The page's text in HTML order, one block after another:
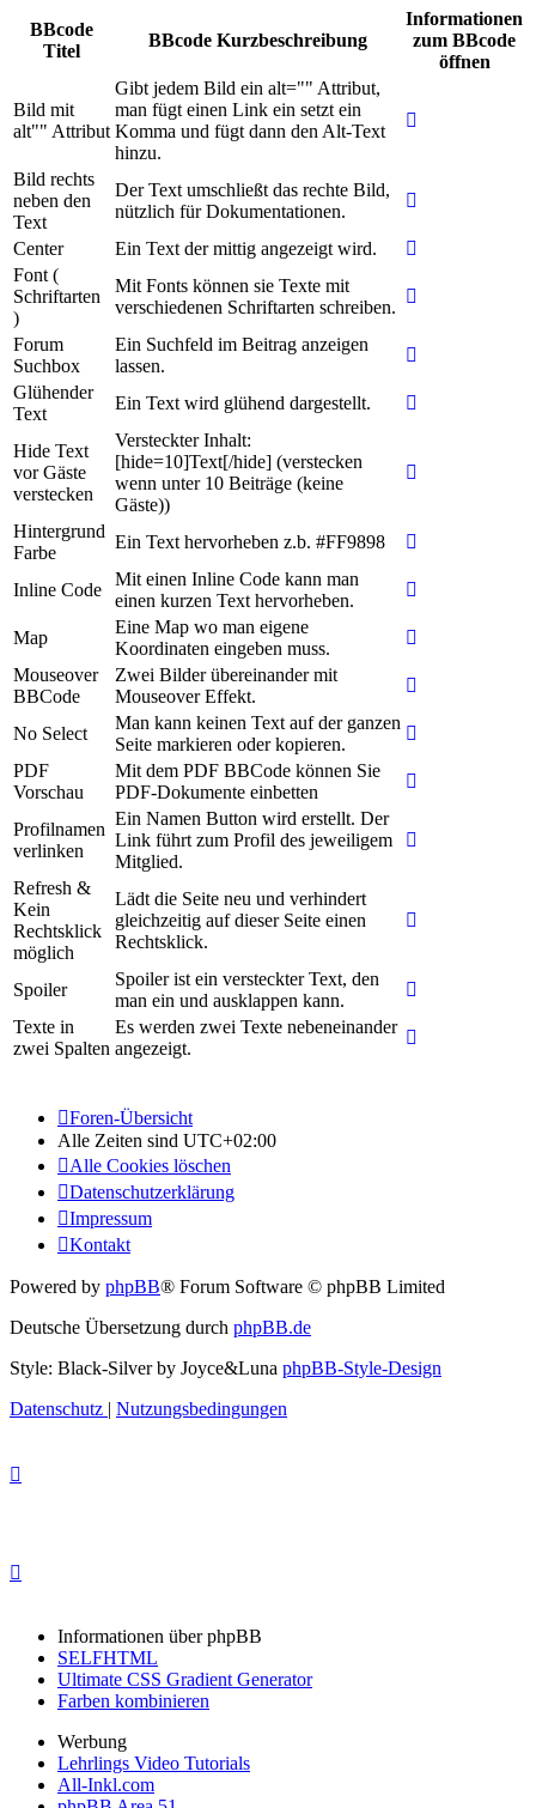
BBcode
Titel
BBcode Kurzbeschreibung
Informationen
zum BBcode
öffnen
Bild mit
alt"" Attribut
Gibt jedem Bild ein alt="" Attribut,
man fügt einen Link ein setzt ein
Komma und fügt dann den Alt-Text
hinzu.
Bild rechts
neben den
Text
Der Text umschließt das rechte Bild,
nützlich für Dokumentationen.
Center
Ein Text der mittig angezeigt wird.
Font (
Schriftarten
)
Mit Fonts können sie Texte mit
verschiedenen Schriftarten schreiben.
Forum
Suchbox
Ein Suchfeld im Beitrag anzeigen
lassen.
Glühender
Text
Ein Text wird glühend dargestellt.
Hide Text
vor Gäste
verstecken
Versteckter Inhalt:
[hide=10]Text[/hide] (verstecken
wenn unter 10 Beiträge (keine
Gäste))
Hintergrund
Farbe
Ein Text hervorheben z.b. #FF9898
Inline Code
Mit einen Inline Code kann man
einen kurzen Text hervorheben.
Map
Eine Map wo man eigene
Koordinaten eingeben muss.
Mouseover
BBCode
Zwei Bilder übereinander mit
Mouseover Effekt.
No Select
Man kann keinen Text auf der ganzen
Seite markieren oder kopieren.
PDF
Vorschau
Mit dem PDF BBCode können Sie
PDF-Dokumente einbetten
Profilnamen
verlinken
Ein Namen Button wird erstellt. Der
Link führt zum Profil des jeweiligem
Mitglied.
Refresh &
Kein
Rechtsklick
möglich
Lädt die Seite neu und verhindert
gleichzeitig auf dieser Seite einen
Rechtsklick.
Spoiler
Spoiler ist ein versteckter Text, den
man ein und ausklappen kann.
Texte in
zwei Spalten
Es werden zwei Texte nebeneinander
angezeigt.
Foren-Übersicht
Alle Zeiten sind UTC+02:00
Alle Cookies löschen
Datenschutzerklärung
Impressum
Kontakt
Powered by phpBB® Forum Software © phpBB Limited
Deutsche Übersetzung durch phpBB.de
Style: Black-Silver by Joyce&Luna phpBB-Style-Design
Datenschutz | Nutzungsbedingungen
Informationen über phpBB
SELFHTML
Ultimate CSS Gradient Generator
Farben kombinieren
Werbung
Lehrlings Video Tutorials
All-Inkl.com